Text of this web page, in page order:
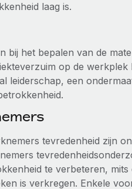
laag is.
bij het bepalen van de
op de
leiderschap, een
tevredenheid zijn
te verbeteren, mits
is verkregen. Enkele